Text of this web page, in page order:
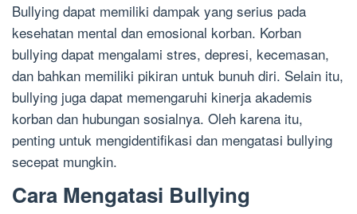
Bullying dapat memiliki dampak yang serius pada
kesehatan mental dan emosional korban. Korban
bullying dapat mengalami stres, depresi, kecemasan,
dan bahkan memiliki pikiran untuk bunuh diri. Selain itu,
bullying juga dapat memengaruhi kinerja akademis
korban dan hubungan sosialnya. Oleh karena itu,
penting untuk mengidentifikasi dan mengatasi bullying
secepat mungkin.
Cara Mengatasi Bullying